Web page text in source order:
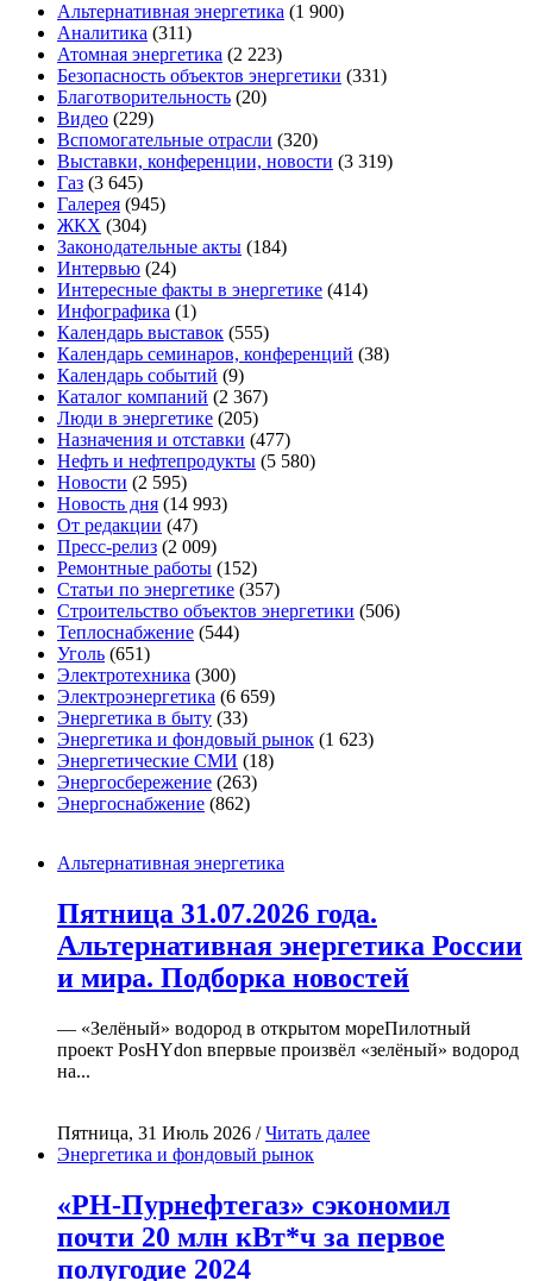
Альтернативная энергетика (1 900)
Аналитика (311)
Атомная энергетика (2 223)
Безопасность объектов энергетики (331)
Благотворительность (20)
Видео (229)
Вспомогательные отрасли (320)
Выставки, конференции, новости (3 319)
Газ (3 645)
Галерея (945)
ЖКХ (304)
Законодательные акты (184)
Интервью (24)
Интересные факты в энергетике (414)
Инфографика (1)
Календарь выставок (555)
Календарь семинаров, конференций (38)
Календарь событий (9)
Каталог компаний (2 367)
Люди в энергетике (205)
Назначения и отставки (477)
Нефть и нефтепродукты (5 580)
Новости (2 595)
Новость дня (14 993)
От редакции (47)
Пресс-релиз (2 009)
Ремонтные работы (152)
Статьи по энергетике (357)
Строительство объектов энергетики (506)
Теплоснабжение (544)
Уголь (651)
Электротехника (300)
Электроэнергетика (6 659)
Энергетика в быту (33)
Энергетика и фондовый рынок (1 623)
Энергетические СМИ (18)
Энергосбережение (263)
Энергоснабжение (862)
Альтернативная энергетика
Пятница 31.07.2026 года.
Альтернативная энергетика России
и мира. Подборка новостей
— «Зелёный» водород в открытом мореПилотный
проект PosHYdon впервые произвёл «зелёный» водород
на...
Пятница, 31 Июль 2026 /Читать далее
Энергетика и фондовый рынок
«РН-Пурнефтегаз» сэкономил
почти 20 млн кВт*ч за первое
полугодие 2024